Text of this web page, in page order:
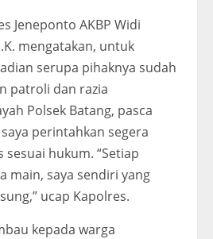
Jeneponto AKBP Widi
mengatakan, untuk
serupa pihaknya sudah
patroli dan razia
Polsek Batang, pasca
perintahkan segera
hukum. “Setiap
main, saya sendiri yang
ucap Kapolres.
kepada warga